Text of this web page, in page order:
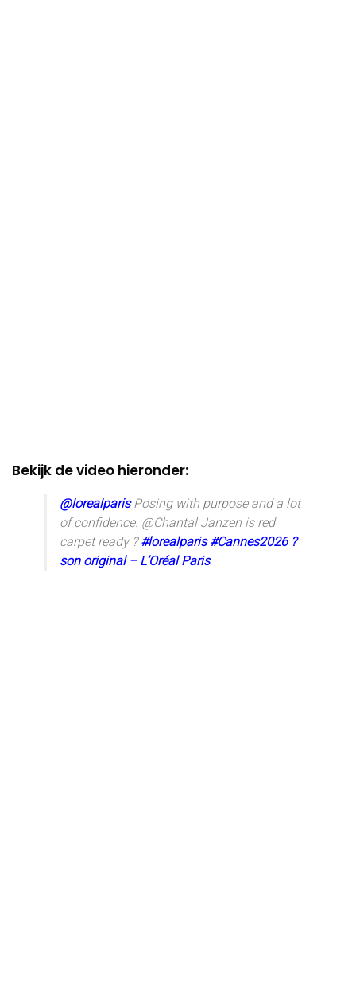
Bekijk de video hieronder:
@lorealparisPosing with purpose and a lot
of confidence. @Chantal Janzen is red
carpet ready ?#lorealparis #Cannes2026 ?
son original – L’Oréal Paris